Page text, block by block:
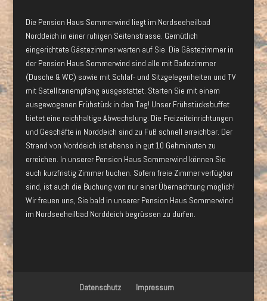
Die Pension Haus Sommerwind liegt im Nordseeheilbad
Norddeich in einer ruhigen Seitenstrasse. Gemütlich
eingerichtete Gästezimmer warten auf Sie. Die Gästezimmer in
der Pension Haus Sommerwind sind alle mit Badezimmer
(Dusche & WC) sowie mit Schlaf- und Sitzgelegenheiten und TV
mit Satellitenempfang ausgestattet. Starten Sie mit einem
ausgewogenen Frühstück in den Tag! Unser Frühstücksbuffet
bietet eine reichhaltige Abwechslung. Die Freizeiteinrichtungen
und Geschäfte in Norddeich sind zu Fuß schnell erreichbar. Der
Strand von Norddeich ist ebenso in gut 10 Gehminuten zu
erreichen. In unserer Pension Haus Sommerwind können Sie
auch kurzfristig Zimmer buchen. Sofern freie Zimmer verfügbar
sind, ist auch die Buchung von nur einer Übernachtung möglich!
Wir freuen uns, Sie bald in unserer Pension Haus Sommerwind
im Nordseeheilbad Norddeich begrüssen zu dürfen.
Datenschutz Impressum